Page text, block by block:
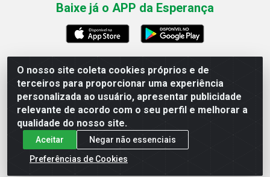
O nosso site coleta cookies próprios e de
terceiros para proporcionar uma experiência
personalizada ao usuário, apresentar publicidade
relevante de acordo com o seu perfil e melhorar a
qualidade do nosso site.
Aceitar
Negar não essenciais
Preferências de Cookies
Baixe já o APP da Esperança
Esperança Nordeste - Rua Professor Caldas Filho, 291 -
Estância - Recife / PE CEP: 50771-335 - CNPJ
03.666.136/0001-23